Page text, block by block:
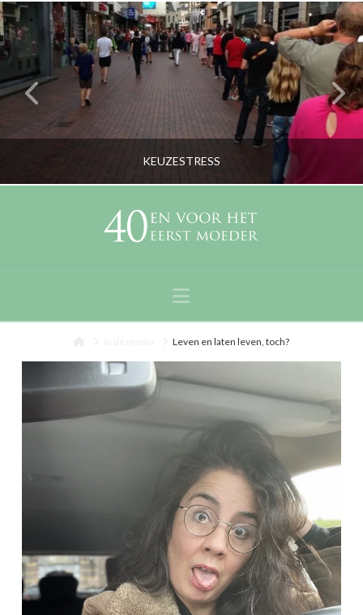
KEUZESTRESS
RORYBLOKZIJL
Navigation
Leven en laten leven, toch?